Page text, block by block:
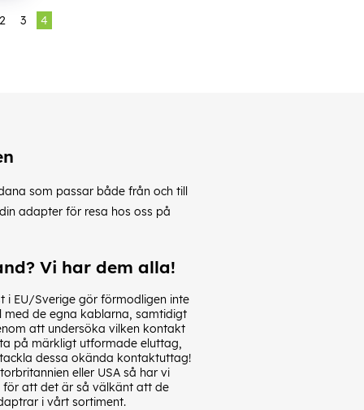
2 3 4
som passar både från och till
adapter för resa hos oss på
Vi har dem alla!
i EU/Sverige gör förmodligen inte
de egna kablarna, samtidigt
att undersöka vilken kontakt
på märkligt utformade eluttag,
dessa okända kontaktuttag!
eller USA så har vi
för att det är så välkänt att de
i vårt sortiment.